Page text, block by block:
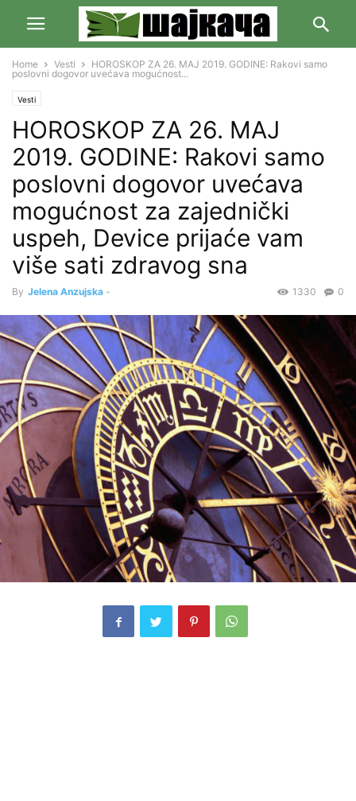
Home Vesti
HOROSKOP ZA 26. MAJ 2019. GODINE: Rakovi samo
poslovni dogovor uvećava mogućnost...
Vesti
HOROSKOP ZA 26. MAJ
2019. GODINE: Rakovi samo
poslovni dogovor uvećava
mogućnost za zajednički
uspeh, Device prijaće vam
više sati zdravog sna
By Jelena Anzujska - 0
1330